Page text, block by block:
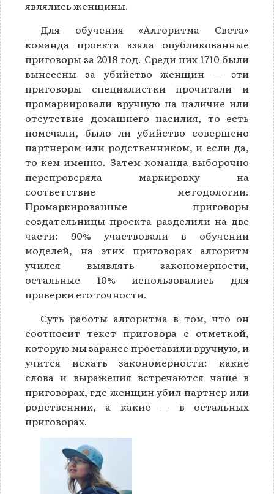
являлись женщины.
Для обучения «Алгоритма Света»
команда проекта взяла опубликованные
приговоры за 2018 год. Среди них 1710 были
вынесены за убийство женщин — эти
приговоры специалистки прочитали и
промаркировали вручную на наличие или
отсутствие домашнего насилия, то есть
помечали, было ли убийство совершено
партнером или родственником, и если да,
то кем именно. Затем команда выборочно
перепроверяла маркировку на
соответствие методологии.
Промаркированные приговоры
создательницы проекта разделили на две
части: 90% участвовали в обучении
моделей, на этих приговорах алгоритм
учился выявлять закономерности,
остальные 10% использовались для
проверки его точности.
Суть работы алгоритма в том, что он
соотносит текст приговора с отметкой,
которую мы заранее проставили вручную, и
учится искать закономерности: какие
слова и выражения встречаются чаще в
приговорах, где женщин убил партнер или
родственник, а какие — в остальных
приговорах.